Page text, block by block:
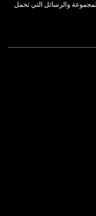
والرسائل التي تحمل